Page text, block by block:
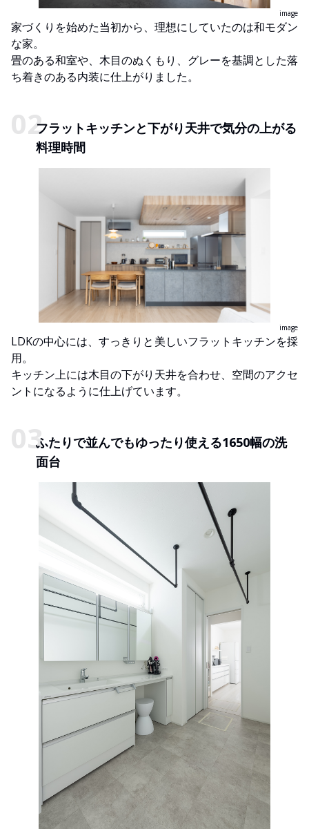
image
家づくりを始めた当初から、理想にしていたのは和モダン
な家。
畳のある和室や、木目のぬくもり、グレーを基調とした落
ち着きのある内装に仕上がりました。
フラットキッチンと下がり天井で気分の上がる
料理時間
image
LDKの中心には、すっきりと美しいフラットキッチンを採
用。
キッチン上には木目の下がり天井を合わせ、空間のアクセ
ントになるように仕上げています。
ふたりで並んでもゆったり使える1650幅の洗
面台